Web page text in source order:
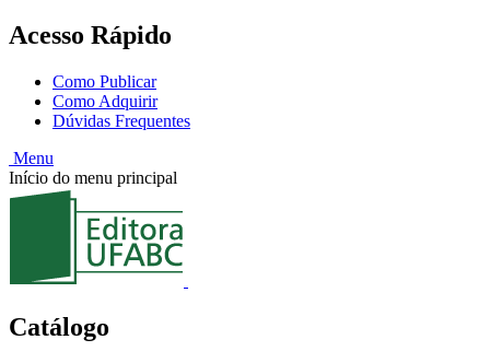
Acesso Rápido
Como Publicar
Como Adquirir
Dúvidas Frequentes
Menu
Início do menu principal
Catálogo